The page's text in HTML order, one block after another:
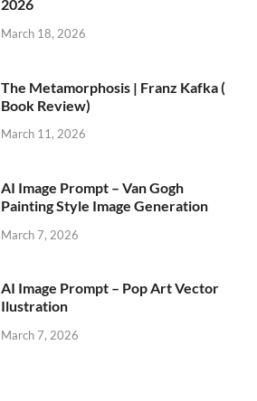
2026
March 18, 2026
The Metamorphosis | Franz Kafka (
Book Review)
March 11, 2026
AI Image Prompt – Van Gogh
Painting Style Image Generation
March 7, 2026
AI Image Prompt – Pop Art Vector
Ilustration
March 7, 2026